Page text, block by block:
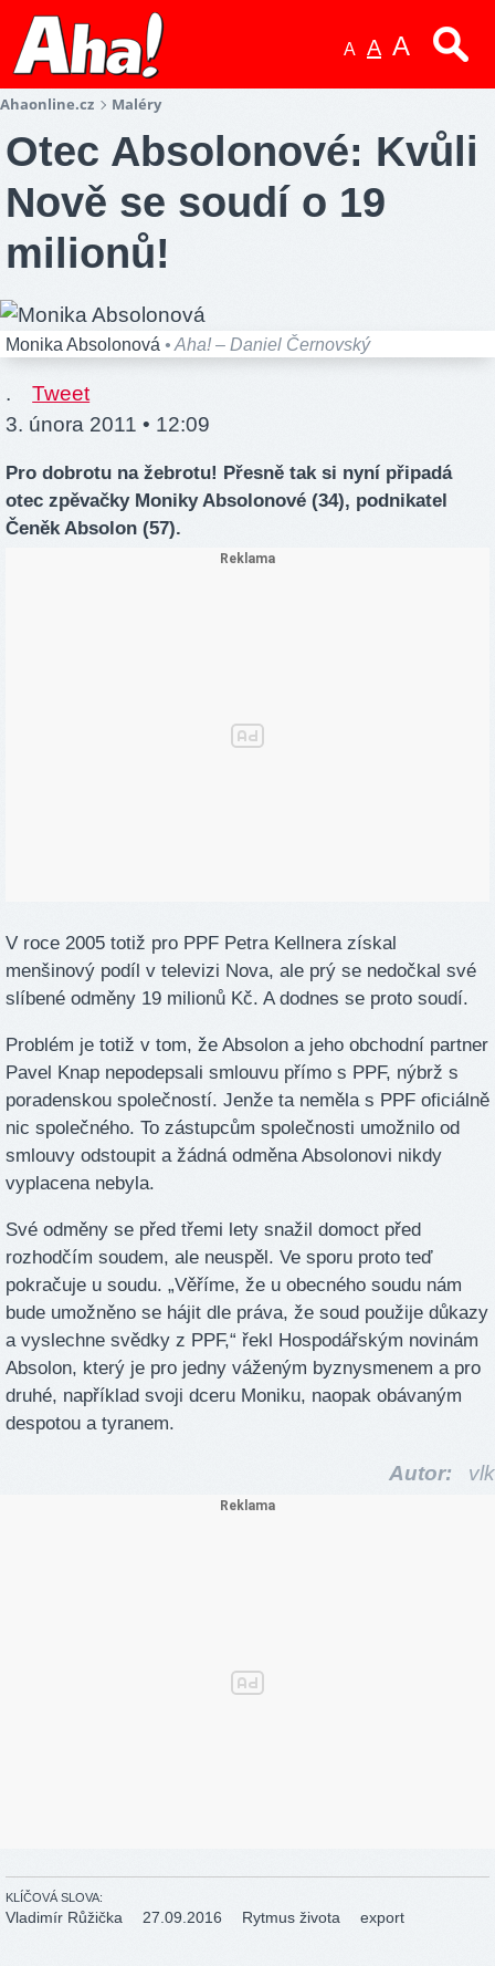
A A A
Ahaonline.cz Maléry
Otec Absolonové: Kvůli
Nově se soudí o 19
milionů!
Monika Absolonová • Aha! – Daniel Černovský
.
Tweet
3. února 2011 • 12:09
Pro dobrotu na žebrotu! Přesně tak si nyní připadá
otec zpěvačky Moniky Absolonové (34), podnikatel
Čeněk Absolon (57).
V roce 2005 totiž pro PPF Petra Kellnera získal
menšinový podíl v televizi Nova, ale prý se nedočkal své
slíbené odměny 19 milionů Kč. A dodnes se proto soudí.
Problém je totiž v tom, že Absolon a jeho obchodní partner
Pavel Knap nepodepsali smlouvu přímo s PPF, nýbrž s
poradenskou společností. Jenže ta neměla s PPF oficiálně
nic společného. To zástupcům společnosti umožnilo od
smlouvy odstoupit a žádná odměna Absolonovi nikdy
vyplacena nebyla.
Své odměny se před třemi lety snažil domoct před
rozhodčím soudem, ale neuspěl. Ve sporu proto teď
pokračuje u soudu. „Věříme, že u obecného soudu nám
bude umožněno se hájit dle práva, že soud použije důkazy
a vyslechne svědky z PPF,“ řekl Hospodářským novinám
Absolon, který je pro jedny váženým byznysmenem a pro
druhé, například svoji dceru Moniku, naopak obávaným
despotou a tyranem.
Autor: vlk
KLÍČOVÁ SLOVA:
Vladimír Růžička 27.09.2016 Rytmus života export